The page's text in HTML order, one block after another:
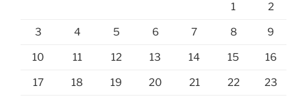
1 2
3 4 5 6 7 8 9
10 11 12 13 14 15 16
17 18 19 20 21 22 23